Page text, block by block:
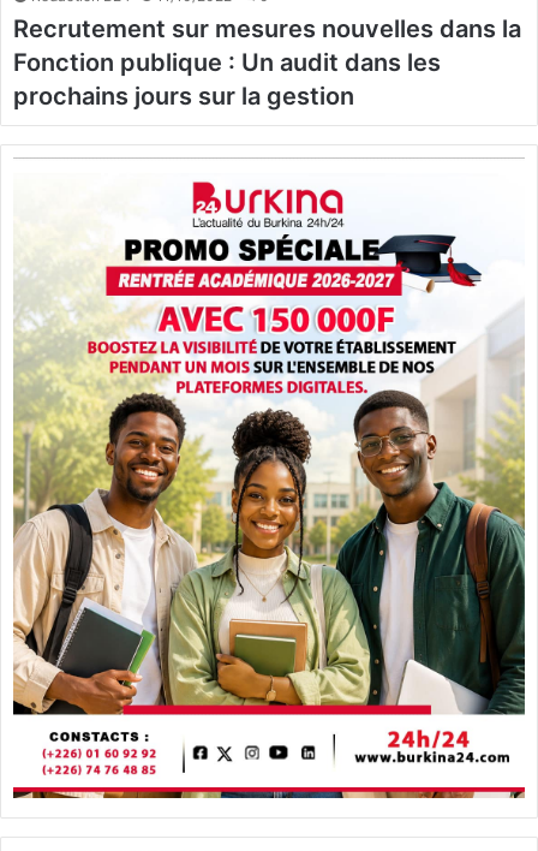
Recrutement sur mesures nouvelles dans la
Fonction publique : Un audit dans les
prochains jours sur la gestion